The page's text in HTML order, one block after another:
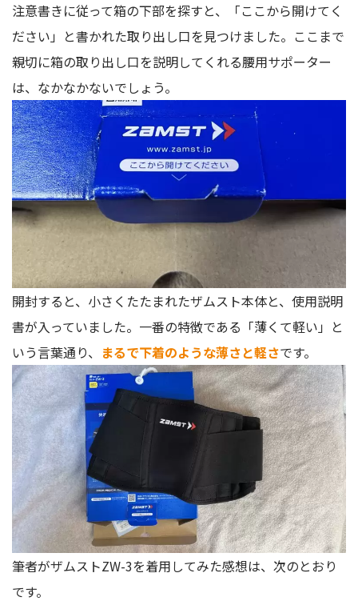
注意書きに従って箱の下部を探すと、「ここから開けてく
ださい」と書かれた取り出し口を見つけました。ここまで
親切に箱の取り出し口を説明してくれる腰用サポーター
は、なかなかないでしょう。
開封すると、小さくたたまれたザムスト本体と、使用説明
書が入っていました。一番の特徴である「薄くて軽い」と
いう言葉通り、 まるで下着のような薄さと軽さです。
筆者がザムストZW-3を着用してみた感想は、次のとおり
です。